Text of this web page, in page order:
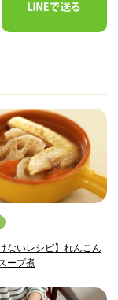
ないレシピ】れんこん
ープ煮